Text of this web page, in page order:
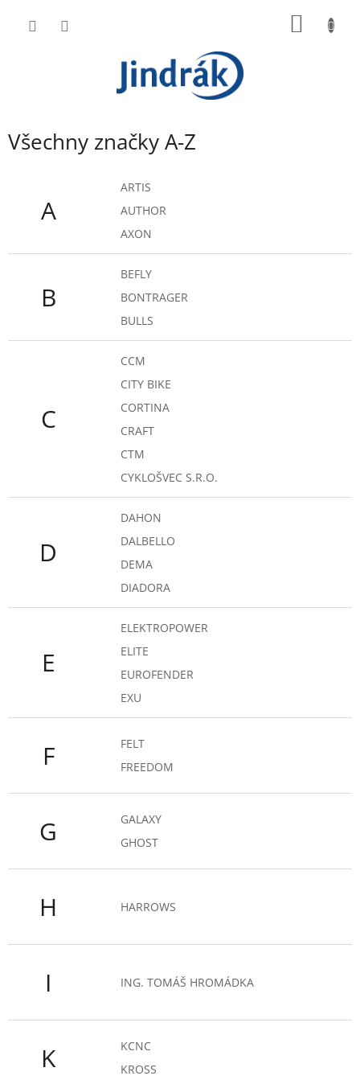
Všechny značky A-Z
A
ARTIS
AUTHOR
AXON
B
BEFLY
BONTRAGER
BULLS
C
CCM
CITY BIKE
CORTINA
CRAFT
CTM
CYKLOŠVEC S.R.O.
D
DAHON
DALBELLO
DEMA
DIADORA
E
ELEKTROPOWER
ELITE
EUROFENDER
EXU
F
FELT
FREEDOM
G
GALAXY
GHOST
H HARROWS
I ING. TOMÁŠ HROMÁDKA
K
KCNC
KROSS